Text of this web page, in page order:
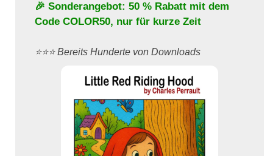
🎉 Sonderangebot: 50 % Rabatt mit dem
Code COLOR50, nur für kurze Zeit
⭐️⭐️⭐️ Bereits Hunderte von Downloads